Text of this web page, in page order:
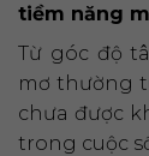
tiềm năng
Từ góc độ
mơ thường
chưa được
trong cuộc